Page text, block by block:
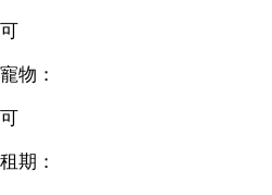
可
寵物：
可
租期：